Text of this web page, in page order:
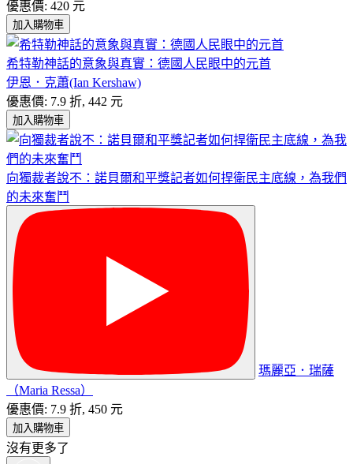
優惠價: 420 元
加入購物車
希特勒神話的意象與真實：德國人民眼中的元首
伊恩．克蕭(Ian Kershaw)
優惠價: 7.9 折, 442 元
加入購物車
向獨裁者說不：諾貝爾和平獎記者如何捍衛民主底線，為我們
的未來奮鬥
瑪麗亞．瑞薩
（Maria Ressa）
優惠價: 7.9 折, 450 元
加入購物車
沒有更多了